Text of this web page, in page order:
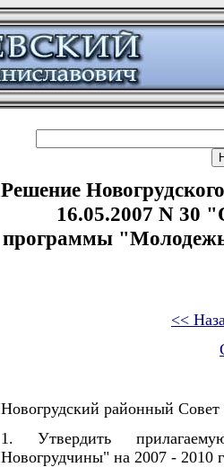
Решение
16.05.2007 N 30
программы
<<
Новогрудский районный
1. Утвердить
Новогрудчины" на 2007 - 2010